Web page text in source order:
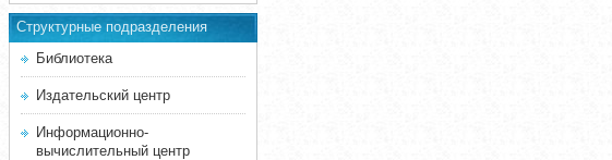
Структурные подразделения
Библиотека
Издательский центр
Информационно-
вычислительный центр